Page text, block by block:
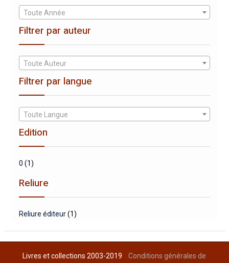
Toute Année
Filtrer par auteur
Toute Auteur
Filtrer par langue
Toute Langue
Edition
0 (1)
Reliure
Reliure éditeur (1)
Livres et collections 2003-2019Conditions générales de